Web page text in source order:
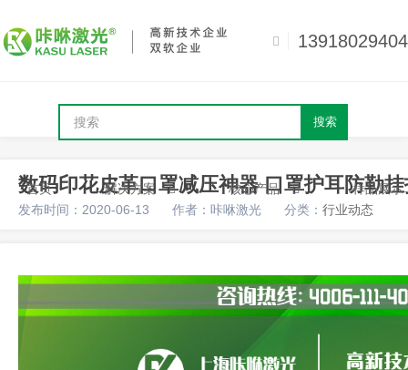
13918029404
搜索
首页 解决方案 核心产品 样品展示
数码印花皮革口罩减压神器 口罩护耳防勒
发布时间：2020-06-13 作者：咔咻激光 分类： 行业动态